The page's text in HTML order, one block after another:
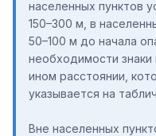
населенных пунктов
150–300 м, в
50–100 м до начала
необходимости знаки
ином расстоянии,
указывается на
Вне населенных